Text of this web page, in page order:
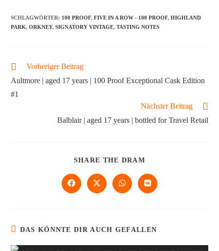
SCHLAGWÖRTER: 100 PROOF, FIVE IN A ROW - 100 PROOF, HIGHLAND
PARK, ORKNEY, SIGNATORY VINTAGE, TASTING NOTES
Vorheriger Beitrag
Aultmore | aged 17 years | 100 Proof Exceptional Cask Edition
#1
Nächster Beitrag
Balblair | aged 17 years | bottled for Travel Retail
SHARE THE DRAM
DAS KÖNNTE DIR AUCH GEFALLEN